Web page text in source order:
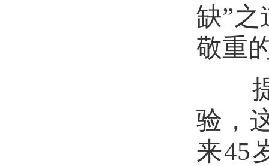
缺”
敬重
提
验，
来45